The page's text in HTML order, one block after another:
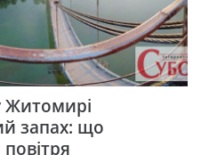
Житомирі
запах: що